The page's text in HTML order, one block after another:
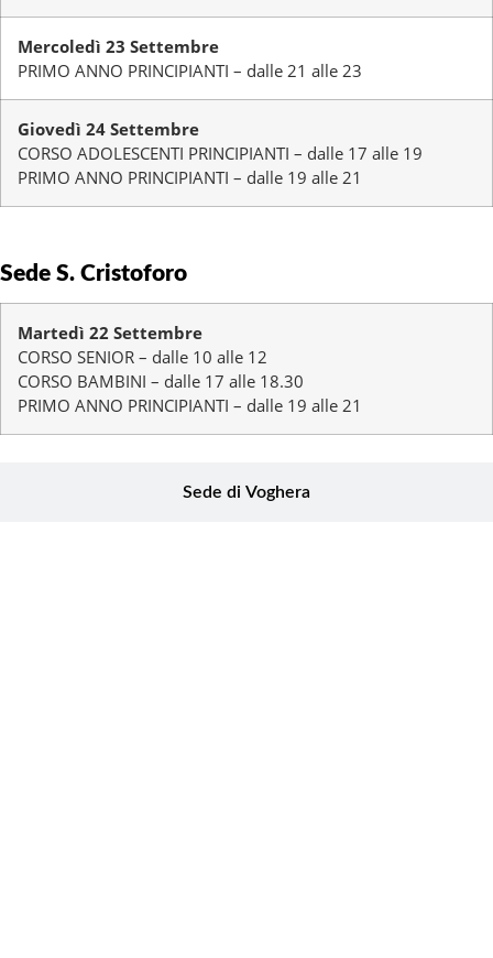
Sede di Voghera
Mercoledì 23 Settembre
PRIMO ANNO PRINCIPIANTI – dalle 21 alle 23
Giovedì 24 Settembre
CORSO ADOLESCENTI PRINCIPIANTI – dalle 17 alle 19
PRIMO ANNO PRINCIPIANTI – dalle 19 alle 21
Sede S. Cristoforo
Martedì 22 Settembre
CORSO SENIOR – dalle 10 alle 12
CORSO BAMBINI – dalle 17 alle 18.30
PRIMO ANNO PRINCIPIANTI – dalle 19 alle 21